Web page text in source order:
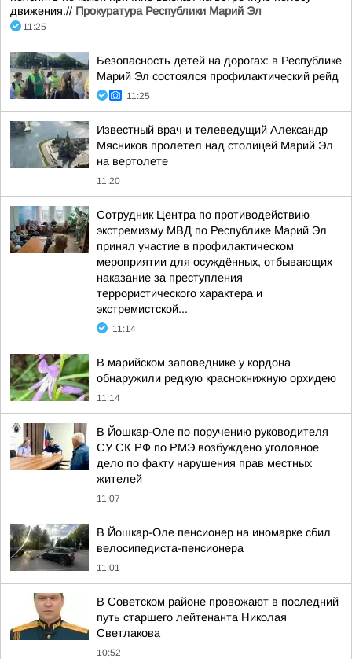
движения.// Прокуратура Республики Марий Эл
11:25
Безопасность детей на дорогах: в Республике
Марий Эл состоялся профилактический рейд
11:25
Известный врач и телеведущий Александр
Мясников пролетел над столицей Марий Эл
на вертолете
11:20
Сотрудник Центра по противодействию
экстремизму МВД по Республике Марий Эл
принял участие в профилактическом
мероприятии для осуждённых, отбывающих
наказание за преступления
террористического характера и
экстремистской...
11:14
В марийском заповеднике у кордона
обнаружили редкую краснокнижную орхидею
11:14
В Йошкар-Оле по поручению руководителя
СУ СК РФ по РМЭ возбуждено уголовное
дело по факту нарушения прав местных
жителей
11:07
В Йошкар-Оле пенсионер на иномарке сбил
велосипедиста-пенсионера
11:01
В Советском районе провожают в последний
путь старшего лейтенанта Николая
Светлакова
10:52